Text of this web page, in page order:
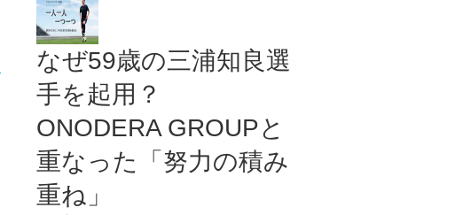
なぜ59歳の三浦知良選
手を起用？
ONODERA GROUPと
重なった「努力の積み
重ね」